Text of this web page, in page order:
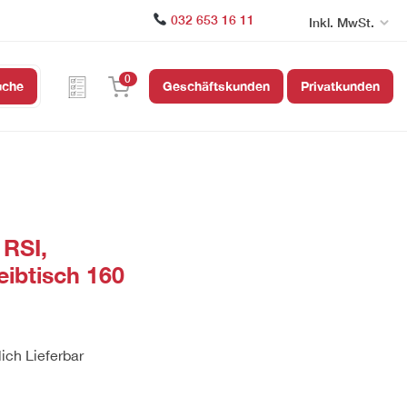
032 653 16 11 Inkl. MwSt.
0 Geschäftskunden Privatkunden
160
Lieferbar